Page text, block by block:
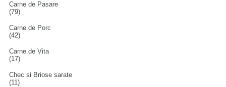
Carne de Pasare
(79)
Carne de Porc
(42)
Carne de Vita
(17)
Chec si Briose sarate
(11)